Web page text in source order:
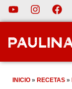
INICIO » RECETAS »